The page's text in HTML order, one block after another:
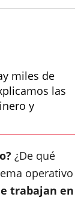
miles de
las
y
¿De qué
operativo
trabajan en